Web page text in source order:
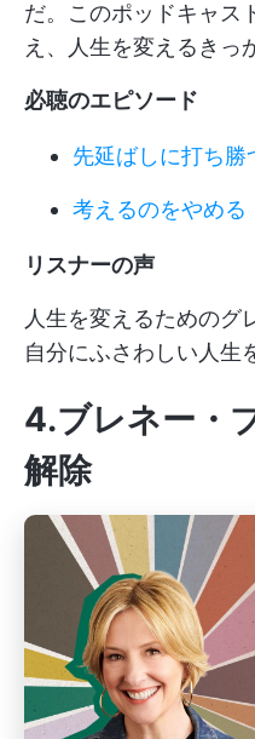
だ。このポッドキャス
え、人生を変えるきっ
必聴のエピソード
先延ばしに打ち勝
考えるのをやめる
リスナーの声
人生を変えるためのグ
自分にふさわしい人生
4.ブレネー・
解除